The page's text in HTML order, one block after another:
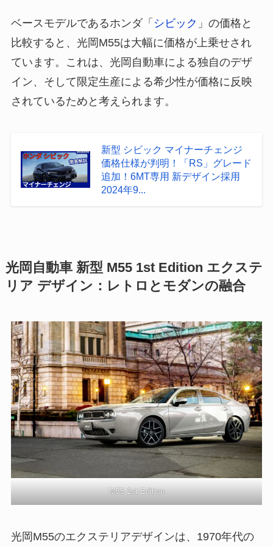
ベースモデルであるホンダ「 シビック 」の価格と
比較すると、光岡M55は大幅に価格が上乗せされ
ています。これは、光岡自動車による独自のデザ
イン、そして限定生産による希少性が価格に反映
されているためと考えられます。
新型 シビック マイナーチェンジ
価格仕様が判明！「RS」グレード
追加！6MT専用 新デザイン採用
2024年9...
光岡自動車 新型 M55 1st Edition エクステ
リア デザイン：レトロとモダンの融合
M55 1st Edition
光岡M55のエクステリアデザインは、1970年代の